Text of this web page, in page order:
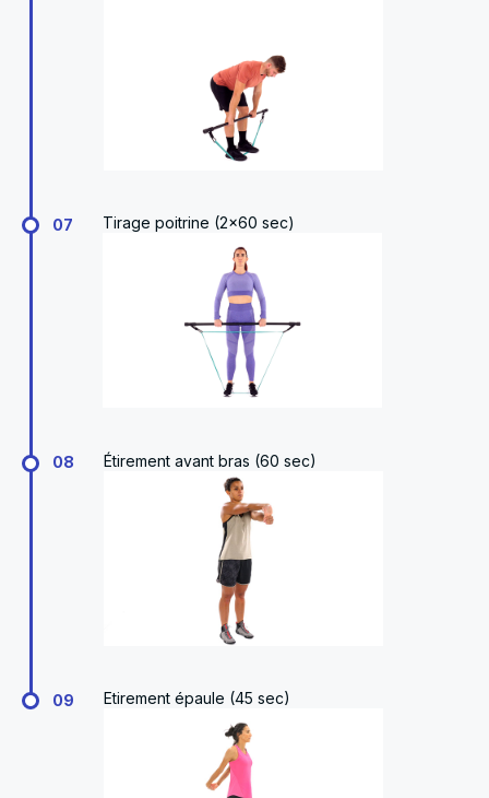
07 Tirage poitrine (2x60 sec)
08 Étirement avant bras (60 sec)
09 Etirement épaule (45 sec)